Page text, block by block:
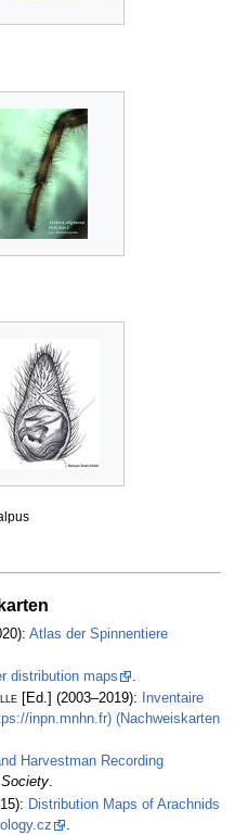
Atlas der Spinnentiere
distribution maps
[Ed.] (2003–2019):
Inventaire
inpn.mnhn.fr) (Nachweiskarten
Harvestman Recording
.
Distribution Maps of Arachnids